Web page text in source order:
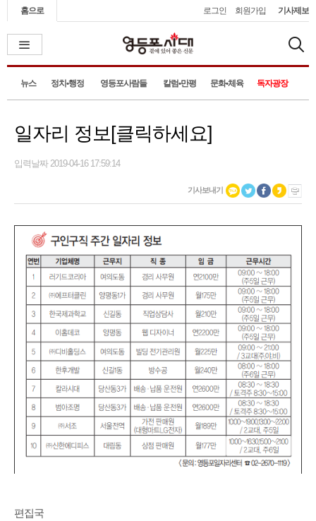
홈으로 로그인 회원가입 기사제보
뉴스 정치•행정 영등포사람들 칼럼•만평 문화•체육 독자광장
일자리 정보[클릭하세요]
입력날짜 2019-04-16 17:59:14
기사보내기
편집국